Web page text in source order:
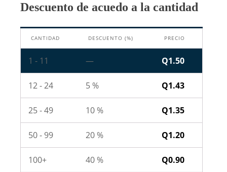
1W
Descuento de acuedo a la cantidad
CANTIDAD DESCUENTO (%) PRECIO
1 - 11 — Q1.50
12 - 24 5 % Q1.43
25 - 49 10 % Q1.35
50 - 99 20 % Q1.20
100+ 40 % Q0.90